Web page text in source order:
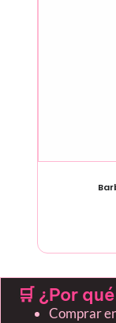
🛒 ¿Por
Comprar